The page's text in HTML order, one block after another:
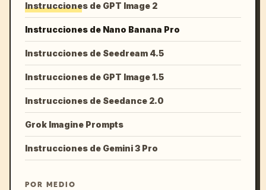
Instrucciones de GPT Image 2
Instrucciones de Nano Banana Pro
Instrucciones de Seedream 4.5
Instrucciones de GPT Image 1.5
Instrucciones de Seedance 2.0
Grok Imagine Prompts
Instrucciones de Gemini 3 Pro
POR MEDIO